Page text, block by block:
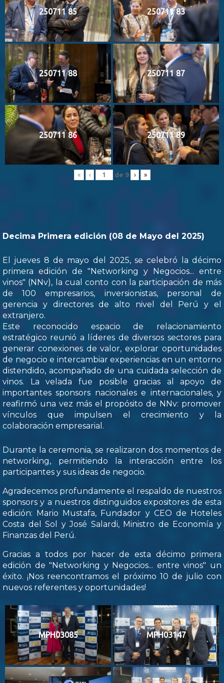
250711 85 250711 83
250711 88 250711 87
250711 86 250711 89
« ‹ de 9 › »
Decima Primera edición (08 de Mayo del 2025)
El jueves 8 de mayo del 2025, se celebró la décimo
primera edición de "Networking y Negocios... entre
vinos" (NNv), la cual conto con la participación de más
de 100 empresarios, inversionistas, personal de
gerencia y directores de alto nivel del Perú y el
extranjero.
Este reconocido espacio de relacionamiento
estratégico reunió a líderes de diversos sectores para
generar conexiones de valor, explorar oportunidades
de negocio e intercambiar experiencias en un entorno
distendido, acompañado de una cuidada selección de
vinos. La velada fue posible gracias al apoyo de
importantes sponsors nacionales e internacionales, y
reafirmó una vez más el propósito de NNv: promover
vínculos que impulsen el crecimiento y la
colaboración empresarial.
Durante la ceremonia, se realizaron dos momentos de
networking, permitiendo la interacción entre los
participantes y sus ideas de negocio.
Agradecemos profundamente el respaldo de nuestros
sponsors y a nuestros distinguidos expositores de esta
edición: Mario Mustafa, Fundador y CEO de Hoteles
Costa del Sol y José Salardi, Ministro de Economía y
Finanzas del Perú.
Gracias a todos por hacer de esta décimo primera
edición de "Networking y Negocios... entre vinos" un
éxito. ¡Nos reencontramos el próximo 10 de julio con
nuevos referentes y oportunidades!
MPH03085 MPH03147